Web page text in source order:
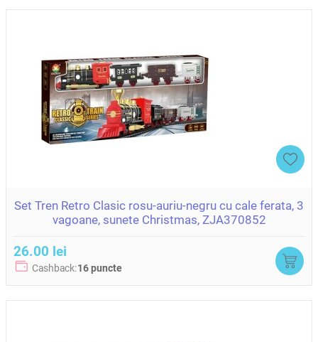
Set Tren Retro Clasic rosu-auriu-negru cu cale ferata, 3
vagoane, sunete Christmas, ZJA370852
26.00 lei
Cashback:16 puncte